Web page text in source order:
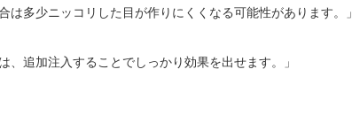
は多少ニッコリした目が作りにくくなる可能性があります。」
、追加注入することでしっかり効果を出せます。」